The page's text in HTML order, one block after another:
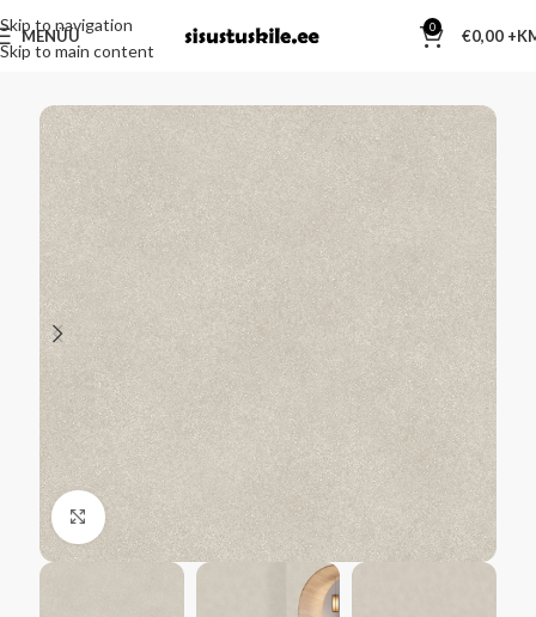
Skip to navigation
Skip to main content
MENÜÜ 0 €0,00
Kliki suurendamiseks